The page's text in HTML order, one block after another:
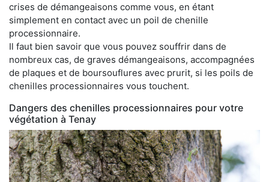
crises de démangeaisons comme vous, en étant
simplement en contact avec un poil de chenille
processionnaire.
Il faut bien savoir que vous pouvez souffrir dans de
nombreux cas, de graves démangeaisons, accompagnées
de plaques et de boursouflures avec prurit, si les poils de
chenilles processionnaires vous touchent.
Dangers des chenilles processionnaires pour votre
végétation à Tenay